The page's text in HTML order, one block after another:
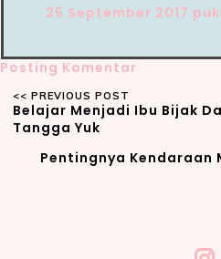
25 September 2017
Posting Komentar
Belajar Menjadi Ibu Bijak
Tangga Yuk
Pentingnya Kendaraan